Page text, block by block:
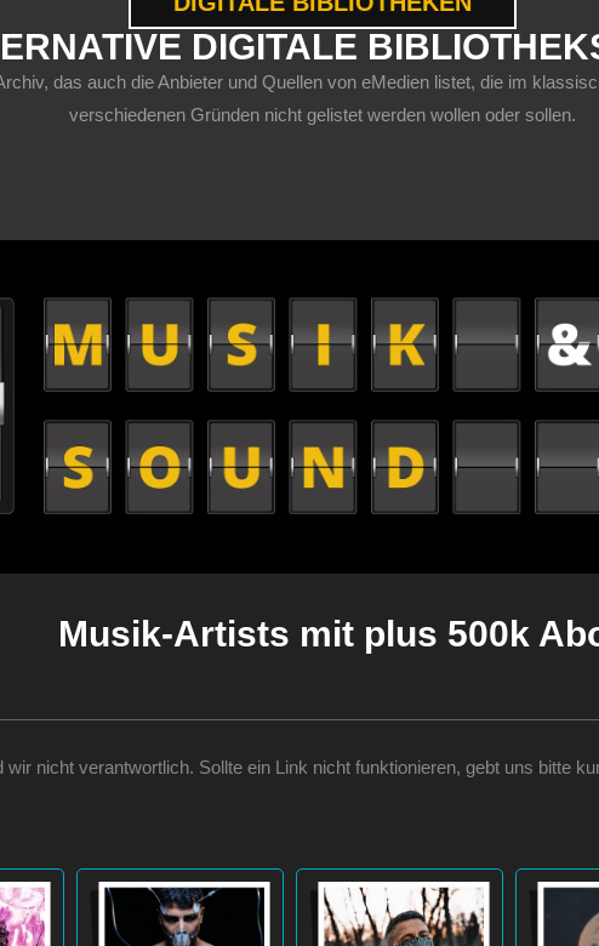
DIGITALE
das auch die Anbieter und Quellen von eMedien listet, die im
verschiedenen Gründen nicht gelistet werden wollen oder sollen.
Musik-Artists mit plus 500k
wir nicht verantwortlich. Sollte ein Link nicht funktionieren, gebt uns bitte